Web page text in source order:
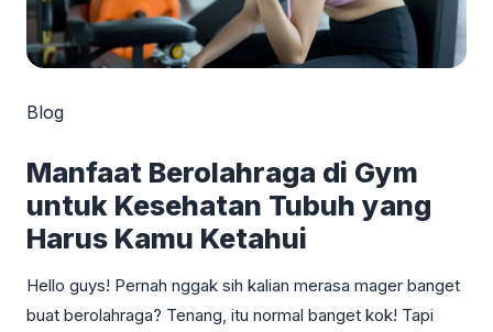
Blog
Manfaat Berolahraga di Gym
untuk Kesehatan Tubuh yang
Harus Kamu Ketahui
Hello guys! Pernah nggak sih kalian merasa mager banget
buat berolahraga? Tenang, itu normal banget kok! Tapi